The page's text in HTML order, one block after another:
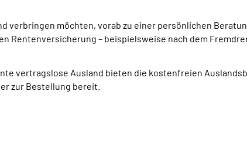
verbringen möchten, vorab zu einer persönlichen
Rentenversicherung – beispielsweise nach dem
vertragslose Ausland bieten die kostenfreien
zur Bestellung bereit.